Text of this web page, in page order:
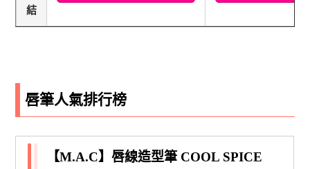
結
唇筆人氣排行榜
【M.A.C】唇線造型筆 COOL SPICE